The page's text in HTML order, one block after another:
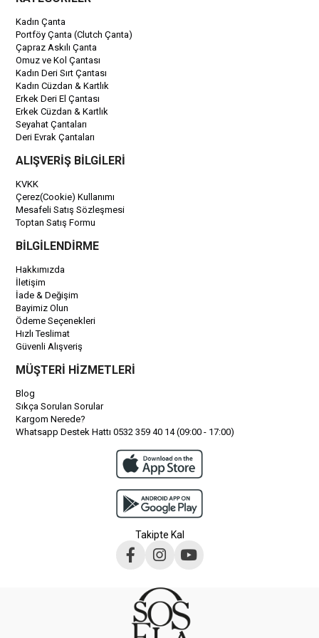
Kadın Çanta
Portföy Çanta (Clutch Çanta)
Çapraz Askılı Çanta
Omuz ve Kol Çantası
Kadın Deri Sırt Çantası
Kadın Cüzdan & Kartlık
Erkek Deri El Çantası
Erkek Cüzdan & Kartlık
Seyahat Çantaları
Deri Evrak Çantaları
ALIŞVERİŞ BİLGİLERİ
KVKK
Çerez(Cookie) Kullanımı
Mesafeli Satış Sözleşmesi
Toptan Satış Formu
BİLGİLENDİRME
Hakkımızda
İletişim
İade & Değişim
Bayimiz Olun
Ödeme Seçenekleri
Hızlı Teslimat
Güvenli Alışveriş
MÜŞTERİ HİZMETLERİ
Blog
Sıkça Sorulan Sorular
Kargom Nerede?
Whatsapp Destek Hattı 0532 359 40 14 (09:00 - 17:00)
Takipte Kal